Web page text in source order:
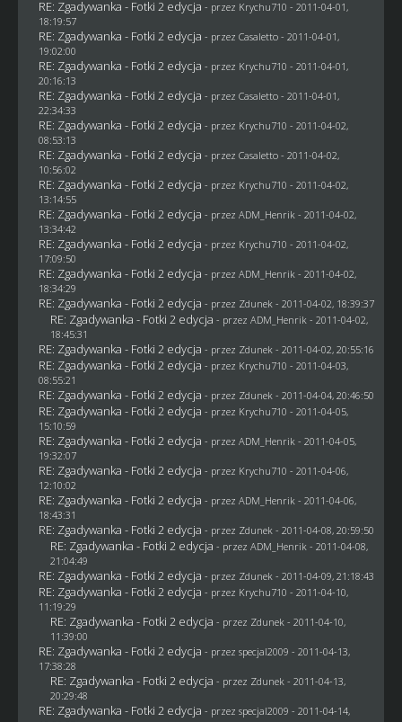
RE: Zgadywanka - Fotki 2 edycja - przez Krychu710 - 2011-04-01,
18:19:57
RE: Zgadywanka - Fotki 2 edycja - przez Casaletto- 2011-04-01,
19:02:00
RE: Zgadywanka - Fotki 2 edycja - przez Krychu710 - 2011-04-01,
20:16:13
RE: Zgadywanka - Fotki 2 edycja - przez Casaletto- 2011-04-01,
22:34:33
RE: Zgadywanka - Fotki 2 edycja - przez Krychu710 - 2011-04-02,
08:53:13
RE: Zgadywanka - Fotki 2 edycja - przez Casaletto- 2011-04-02,
10:56:02
RE: Zgadywanka - Fotki 2 edycja - przez Krychu710 - 2011-04-02,
13:14:55
RE: Zgadywanka - Fotki 2 edycja - przez ADM_Henrik - 2011-04-02,
13:34:42
RE: Zgadywanka - Fotki 2 edycja - przez Krychu710 - 2011-04-02,
17:09:50
RE: Zgadywanka - Fotki 2 edycja - przez ADM_Henrik - 2011-04-02,
18:34:29
RE: Zgadywanka - Fotki 2 edycja - przez Zdunek - 2011-04-02, 18:39:37
RE: Zgadywanka - Fotki 2 edycja - przez ADM_Henrik - 2011-04-02,
18:45:31
RE: Zgadywanka - Fotki 2 edycja - przez Zdunek - 2011-04-02, 20:55:16
RE: Zgadywanka - Fotki 2 edycja - przez Krychu710 - 2011-04-03,
08:55:21
RE: Zgadywanka - Fotki 2 edycja - przez Zdunek - 2011-04-04, 20:46:50
RE: Zgadywanka - Fotki 2 edycja - przez Krychu710 - 2011-04-05,
15:10:59
RE: Zgadywanka - Fotki 2 edycja - przez ADM_Henrik - 2011-04-05,
19:32:07
RE: Zgadywanka - Fotki 2 edycja - przez Krychu710 - 2011-04-06,
12:10:02
RE: Zgadywanka - Fotki 2 edycja - przez ADM_Henrik - 2011-04-06,
18:43:31
RE: Zgadywanka - Fotki 2 edycja - przez Zdunek - 2011-04-08, 20:59:50
RE: Zgadywanka - Fotki 2 edycja - przez ADM_Henrik - 2011-04-08,
21:04:49
RE: Zgadywanka - Fotki 2 edycja - przez Zdunek - 2011-04-09, 21:18:43
RE: Zgadywanka - Fotki 2 edycja - przez Krychu710 - 2011-04-10,
11:19:29
RE: Zgadywanka - Fotki 2 edycja - przez Zdunek - 2011-04-10,
11:39:00
RE: Zgadywanka - Fotki 2 edycja - przez specjal2009 - 2011-04-13,
17:38:28
RE: Zgadywanka - Fotki 2 edycja - przez Zdunek - 2011-04-13,
20:29:48
RE: Zgadywanka - Fotki 2 edycja - przez specjal2009 - 2011-04-14,